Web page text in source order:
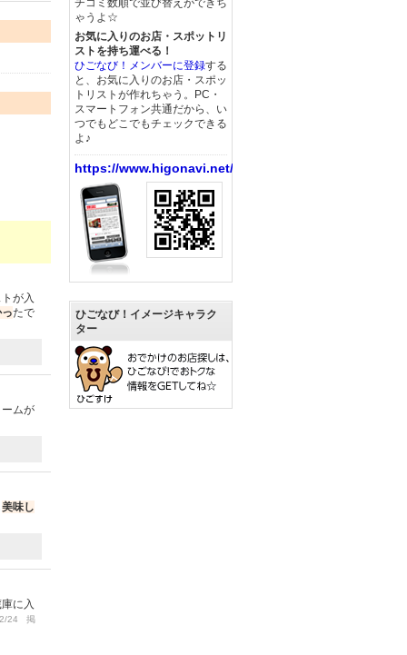
が入
たで
ムが
美味し
に入
24 掲
チコミ数順で並び替えができち
ゃうよ☆
お気に入りのお店・スポットリ
ストを持ち運べる！
ひごなび！メンバーに登録する
と、お気に入りのお店・スポッ
トリストが作れちゃう。PC・
スマートフォン共通だから、い
つでもどこでもチェックできる
よ♪
https://www.higonavi.net/
ひごなび！イメージキャラク
ター